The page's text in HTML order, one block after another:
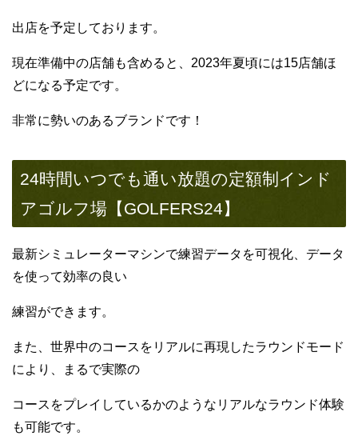
出店を予定しております。
現在準備中の店舗も含めると、2023年夏頃には15店舗ほ
どになる予定です。
非常に勢いのあるブランドです！
24時間いつでも通い放題の定額制インド
アゴルフ場【GOLFERS24】
最新シミュレーターマシンで練習データを可視化、データ
を使って効率の良い
練習ができます。
また、世界中のコースをリアルに再現したラウンドモード
により、まるで実際の
コースをプレイしているかのようなリアルなラウンド体験
も可能です。